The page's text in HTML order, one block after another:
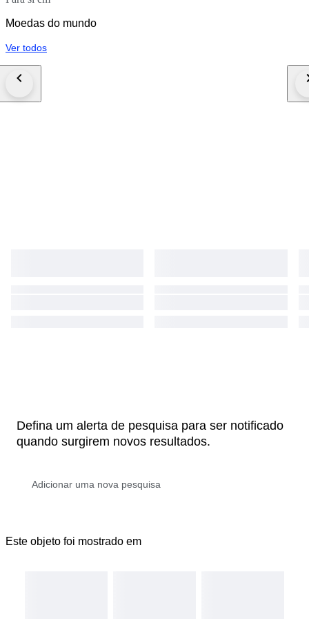
Moedas do mundo
Ver todos
Defina um alerta de pesquisa para ser notificado
quando surgirem novos resultados.
Este objeto foi mostrado em